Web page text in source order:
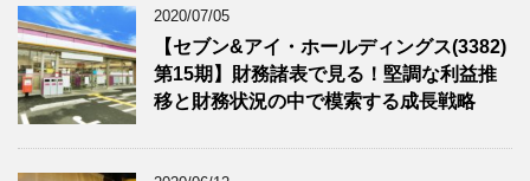
2020/07/05
【セブン&アイ・ホールディングス(3382)
第15期】財務諸表で見る！堅調な利益推
移と財務状況の中で模索する成長戦略